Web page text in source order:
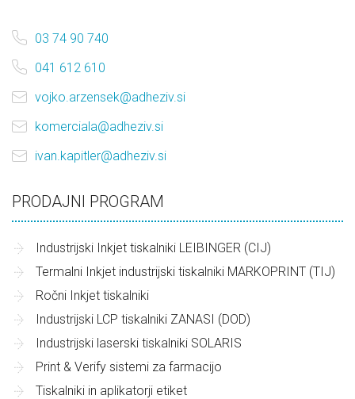
03 74 90 740
041 612 610
vojko.arzensek@adheziv.si
komerciala@adheziv.si
ivan.kapitler@adheziv.si
PRODAJNI PROGRAM
Industrijski Inkjet tiskalniki LEIBINGER (CIJ)
Termalni Inkjet industrijski tiskalniki MARKOPRINT (TIJ)
Ročni Inkjet tiskalniki
Industrijski LCP tiskalniki ZANASI (DOD)
Industrijski laserski tiskalniki SOLARIS
Print & Verify sistemi za farmacijo
Tiskalniki in aplikatorji etiket